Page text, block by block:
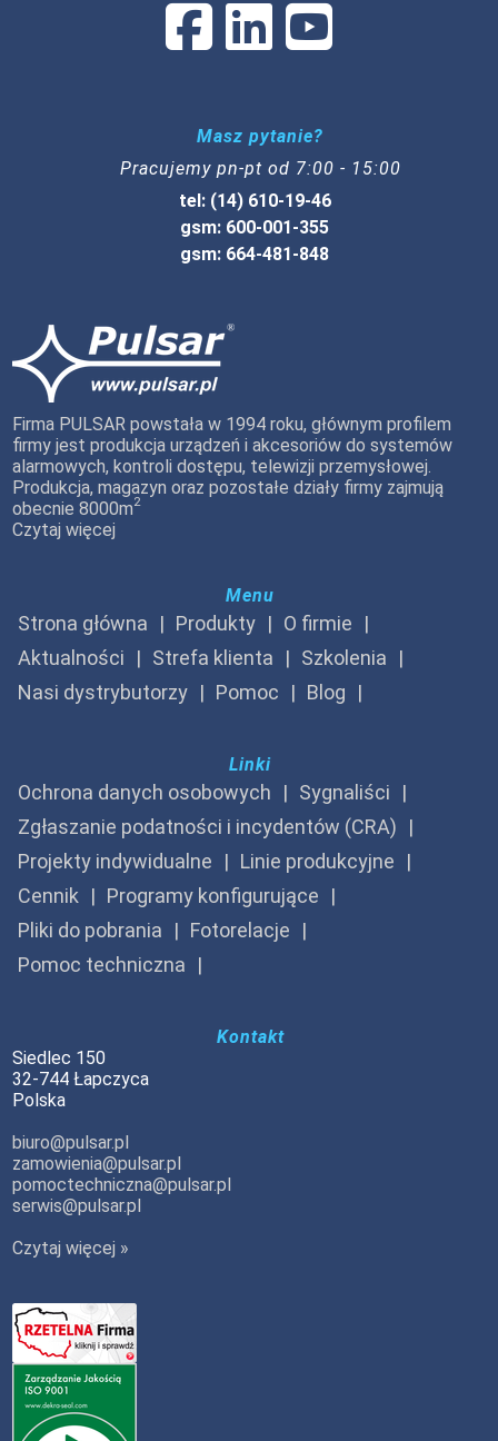
Masz pytanie?
Pracujemy pn-pt od 7:00 - 15:00
tel: (14) 610-19-46
gsm: 600-001-355
gsm: 664-481-848
Firma PULSAR powstała w 1994 roku, głównym profilem
firmy jest produkcja urządzeń i akcesoriów do systemów
alarmowych, kontroli dostępu, telewizji przemysłowej.
Produkcja, magazyn oraz pozostałe działy firmy zajmują
obecnie 8000m2
Czytaj więcej
Menu
Strona główna Produkty
O firmie
Aktualności
Strefa klienta
Szkolenia
Nasi dystrybutorzy
Pomoc Blog
Linki
Ochrona danych osobowych
Sygnaliści
Zgłaszanie podatności i incydentów (CRA)
Projekty indywidualne
Linie produkcyjne
Cennik
Programy konfigurujące
Pliki do pobrania
Fotorelacje
Pomoc techniczna
Kontakt
Siedlec 150
32-744 Łapczyca
Polska
biuro@pulsar.pl
zamowienia@pulsar.pl
pomoctechniczna@pulsar.pl
serwis@pulsar.pl
Czytaj więcej »